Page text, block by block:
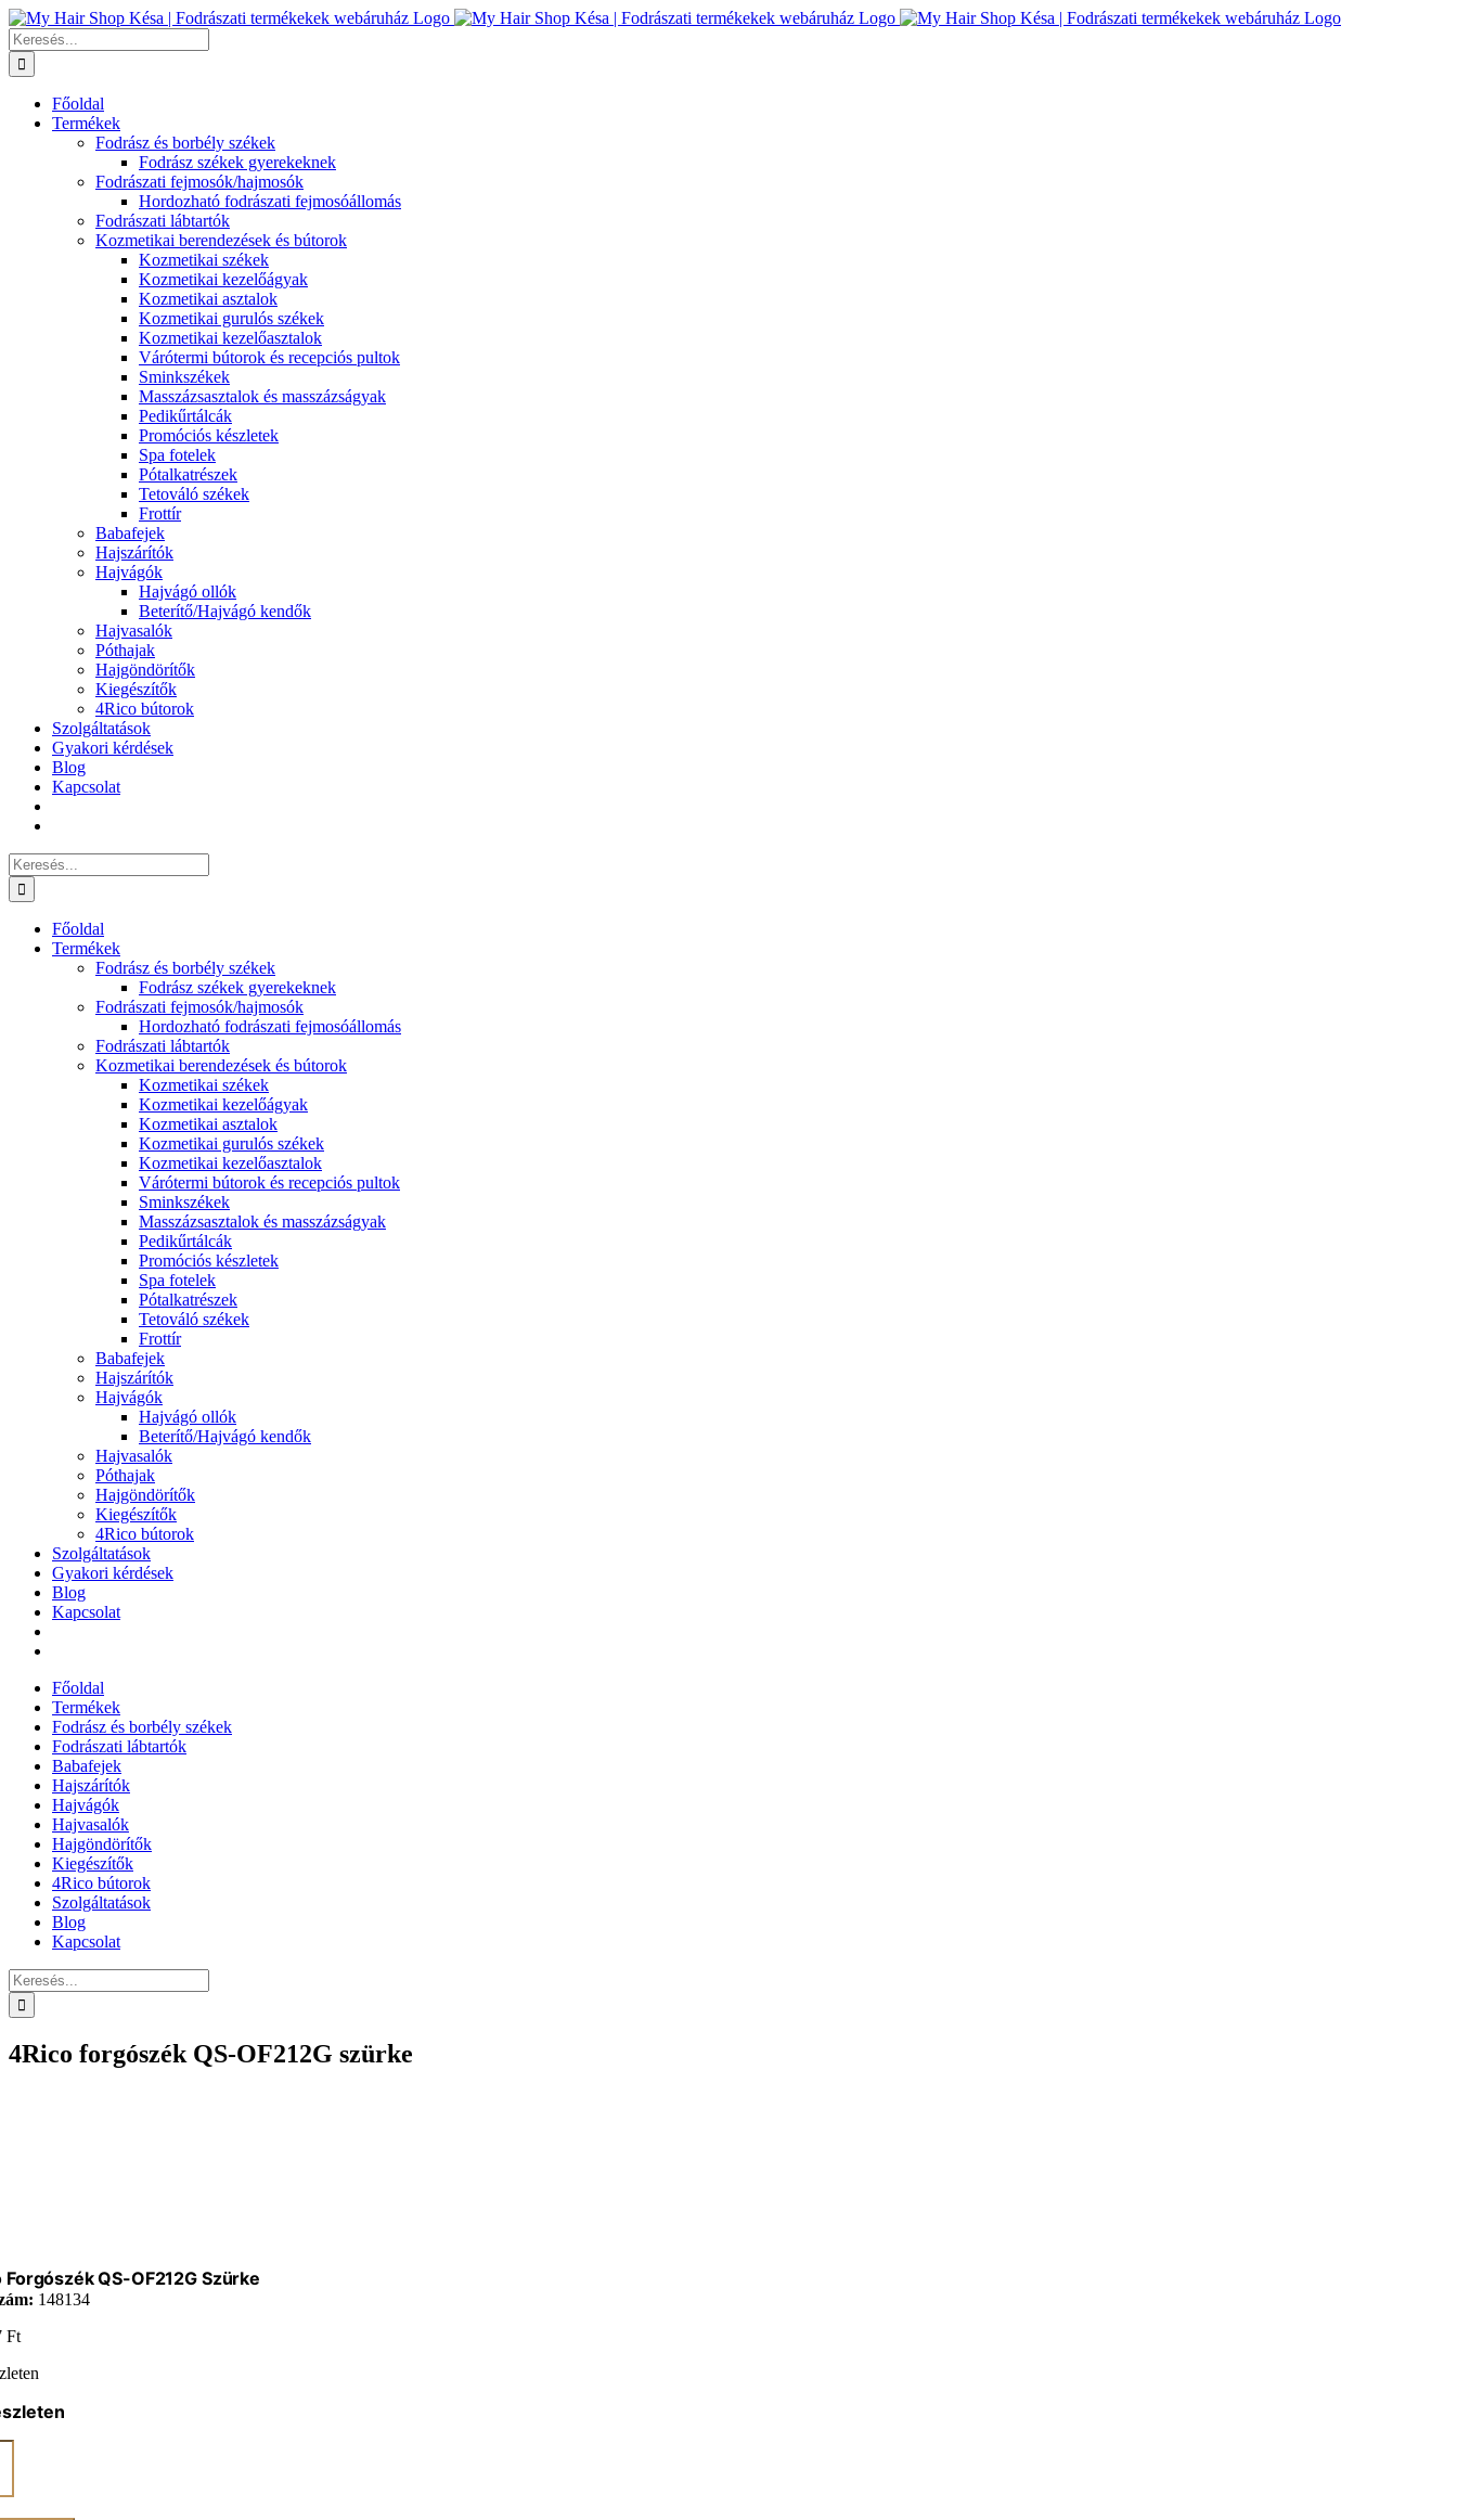
Kihagyás
Keresés...
Főoldal
Termékek
Fodrász és borbély székek
Fodrász székek gyerekeknek
Fodrászati fejmosók/hajmosók
Hordozható fodrászati fejmosóállomás
Fodrászati lábtartók
Kozmetikai berendezések és bútorok
Kozmetikai székek
Kozmetikai kezelőágyak
Kozmetikai asztalok
Kozmetikai gurulós székek
Kozmetikai kezelőasztalok
Várótermi bútorok és recepciós pultok
Sminkszékek
Masszázsasztalok és masszázságyak
Pedikűrtálcák
Promóciós készletek
Spa fotelek
Pótalkatrészek
Tetováló székek
Frottír
Babafejek
Hajszárítók
Hajvágók
Hajvágó ollók
Beterítő/Hajvágó kendők
Hajvasalók
Póthajak
Hajgöndörítők
Kiegészítők
4Rico bútorok
Szolgáltatások
Gyakori kérdések
Blog
Kapcsolat
Keresés...
Főoldal
Termékek
Fodrász és borbély székek
Fodrász székek gyerekeknek
Fodrászati fejmosók/hajmosók
Hordozható fodrászati fejmosóállomás
Fodrászati lábtartók
Kozmetikai berendezések és bútorok
Kozmetikai székek
Kozmetikai kezelőágyak
Kozmetikai asztalok
Kozmetikai gurulós székek
Kozmetikai kezelőasztalok
Várótermi bútorok és recepciós pultok
Sminkszékek
Masszázsasztalok és masszázságyak
Pedikűrtálcák
Promóciós készletek
Spa fotelek
Pótalkatrészek
Tetováló székek
Frottír
Babafejek
Hajszárítók
Hajvágók
Hajvágó ollók
Beterítő/Hajvágó kendők
Hajvasalók
Póthajak
Hajgöndörítők
Kiegészítők
4Rico bútorok
Szolgáltatások
Gyakori kérdések
Blog
Kapcsolat
Főoldal
Termékek
Fodrász és borbély székek
Fodrászati lábtartók
Babafejek
Hajszárítók
Hajvágók
Hajvasalók
Hajgöndörítők
Kiegészítők
4Rico bútorok
Szolgáltatások
Blog
Kapcsolat
Keresés...
4Rico forgószék QS-OF212G szürke
Forgószék QS-OF212G Szürke
148134
Ft